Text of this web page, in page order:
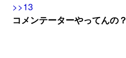
>>13
コメンテーターやってんの？